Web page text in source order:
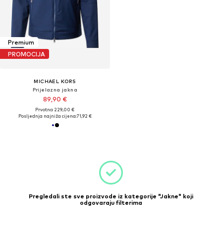
Premium
PROMOCIJA
MICHAEL KORS
Prijelazna jakna
89,90 €
Prvotno: 229,00 €
Posljednja najniža cijena:71,92 €
Pregledali ste sve proizvode iz kategorije "Jakne" koji
odgovaraju filterima